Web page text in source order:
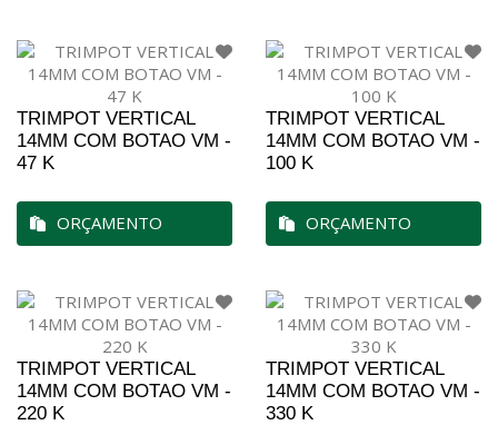
TRIMPOT VERTICAL
14MM COM BOTAO VM -
47 K
ORÇAMENTO
TRIMPOT VERTICAL
14MM COM BOTAO VM -
100 K
ORÇAMENTO
TRIMPOT VERTICAL
14MM COM BOTAO VM -
220 K
TRIMPOT VERTICAL
14MM COM BOTAO VM -
330 K